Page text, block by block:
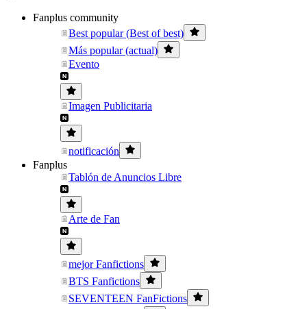
Fanplus community
Best popular (Best of best)
Más popular (actual)
Evento
Imagen Publicitaria
notificación
Fanplus
Tablón de Anuncios Libre
Arte de Fan
mejor Fanfictions
BTS Fanfictions
SEVENTEEN FanFictions